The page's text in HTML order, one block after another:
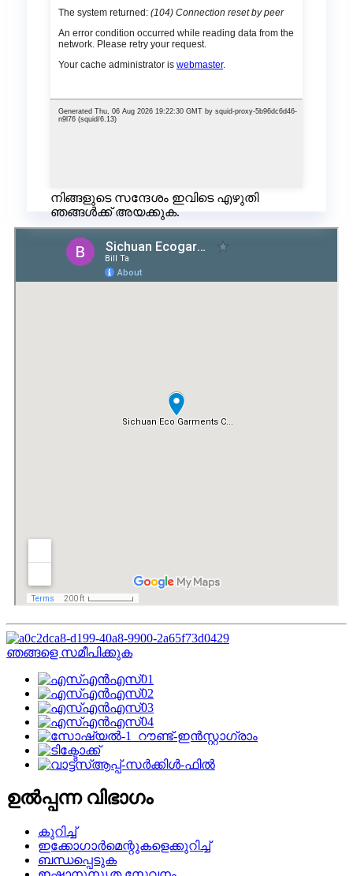
നിങ്ങളുടെ സന്ദേശം ഇവിടെ എഴുതി
ഞങ്ങൾക്ക് അയക്കുക.
ഞങ്ങളെ സമീപിക്കുക
ഉൽപ്പന്ന വിഭാഗം
കുറിച്ച്
ഇക്കോഗാർമെന്റുകളെക്കുറിച്ച്
ബന്ധപ്പെടുക